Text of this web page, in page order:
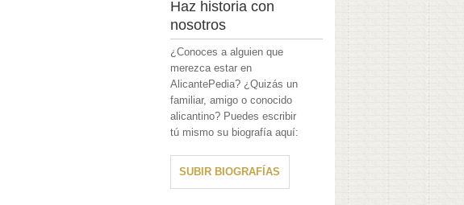
Haz historia con
nosotros
¿Conoces a alguien que
merezca estar en
AlicantePedia? ¿Quizás un
familiar, amigo o conocido
alicantino? Puedes escribir
tú mismo su biografía aquí:
SUBIR BIOGRAFÍAS